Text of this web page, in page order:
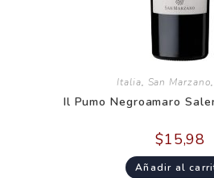
Italia, San Marzano,
Il Pumo Negroamaro
$15,98
Añadir al